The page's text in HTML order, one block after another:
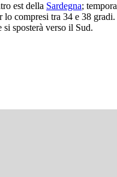
est della Sardegna;
compresi tra 34 e 38
sposterà verso il Sud.